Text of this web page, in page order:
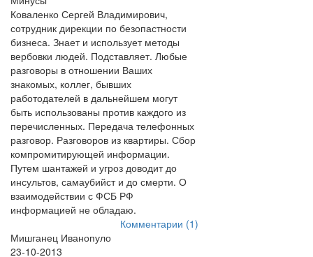
Коваленко Сергей Владимирович,
сотрудник дирекции по безопастности
бизнеса. Знает и использует методы
вербовки людей. Подставляет. Любые
разговоры в отношении Ваших
знакомых, коллег, бывших
работодателей в дальнейшем могут
быть использованы против каждого из
перечисленных. Передача телефонных
разговор. Разговоров из квартиры. Сбор
компромитирующей информации.
Путем шантажей и угроз доводит до
инсультов, самаубийст и до смерти. О
взаимодействии с ФСБ РФ
информацией не обладаю.
Комментарии (1)
Мишганец Иванопуло
23-10-2013